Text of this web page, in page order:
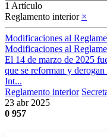
1 Artículo
Reglamento interior ×
Modificaciones al
Modificaciones al
El 14 de marzo de 2025
que se reforman y
Int...
Reglamento interior
23 abr 2025
0 957